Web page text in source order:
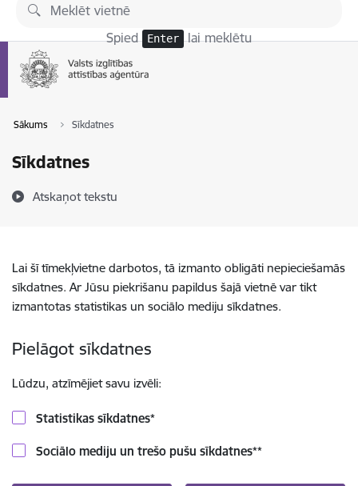
Pāriet uz lapas saturu
Spied Enter lai meklētu
Sākums Sīkdatnes
Sīkdatnes
Atskaņot tekstu
Lai šī tīmekļvietne darbotos, tā izmanto obligāti nepieciešamās
sīkdatnes. Ar Jūsu piekrišanu papildus šajā vietnē var tikt
izmantotas statistikas un sociālo mediju sīkdatnes.
Pielāgot sīkdatnes
Lūdzu, atzīmējiet savu izvēli:
Statistikas sīkdatnes*
Sociālo mediju un trešo pušu sīkdatnes**